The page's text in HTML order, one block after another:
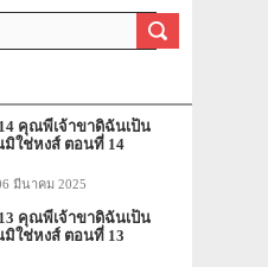
คุณพี่เจ้าขาดิฉันเป็น
มิใช่หงส์ ตอนที่ 14
มีนาคม 2025
คุณพี่เจ้าขาดิฉันเป็น
ใช่หงส์ ตอนที่ 13